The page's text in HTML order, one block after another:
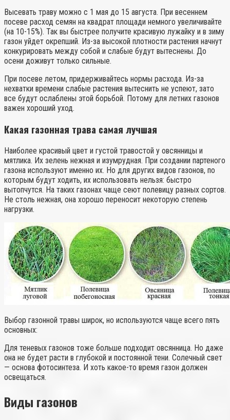
Высевать траву можно с 1 мая до 15 августа. При весеннем
посеве расход семян на квадрат площади немного увеличивайте
(на 10-15%). Так вы быстрее получите красивую лужайку и в зиму
газон уйдет окрепший. Из-за высокой плотности растения начнут
конкурировать между собой и слабые будут вытеснены. До
осени доживут только сильные.
При посеве летом, придерживайтесь нормы расхода. Из-за
нехватки времени слабые растения вытеснить не успеют, зато
все будут ослаблены этой борьбой. Потому для летних газонов
важен хороший уход.
Какая газонная трава самая лучшая
Наиболее красивый цвет и густой травостой у овсянницы и
мятлика. Их зелень нежная и изумрудная. При создании партеного
газона используют именно их. Но для других видов газонов, по
которым будут ходить, их использовать нельзя: быстро
вытопчутся. На таких газонах чаще сеют полевицу разных сортов.
Не столь нежная, она хорошо переносит некоторую степень
нагрузки.
Выбор газонной травы широк, но используются чаще всего пять
основных:
Для теневых газонов тоже больше подходит овсянница. Но даже
она не будет расти в глубокой и постоянной тени. Солечный свет
— основа фотосинтеза. И хоть какое-то время газон должен
освещаться.
Виды газонов